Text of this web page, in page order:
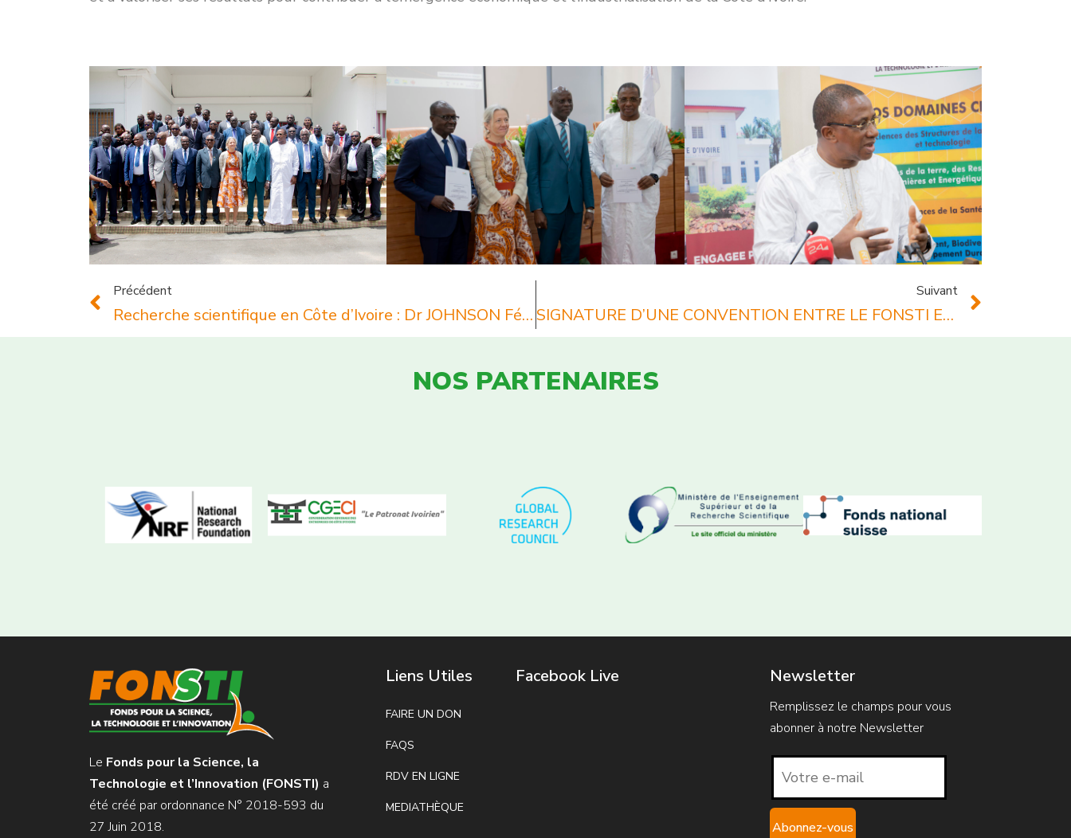
Précédent
Recherche scientifique en Côte d’Ivoire : Dr JOHNSON Félicia, Dr YEO Naminata, Dr YELAKAN Kinonton Clarisse, Dr DIEKET Amoin Gervaise, Dr KONE Fatoumata, Prof SIRANSY KOUABLA Liliane, des chercheuses chevronnées et lauréates de « L’APPEL À PROJETS SPECIAL FEMMES DU FONSTI »
Suivant
SIGNATURE D’UNE CONVENTION ENTRE LE FONSTI ET L’OIPI POUR PROMOUVOIR L’INNOVATION EN EN CÔTE D’IVOIRE
NOS PARTENAIRES
Le Fonds pour la Science, la
Technologie et l’Innovation (FONSTI) a
été créé par ordonnance N° 2018-593 du
27 Juin 2018.
Liens Utiles
FAIRE UN DON
FAQS
RDV EN LIGNE
MEDIATHÈQUE
Facebook Live Newsletter
Remplissez le champs pour vous
abonner à notre Newsletter